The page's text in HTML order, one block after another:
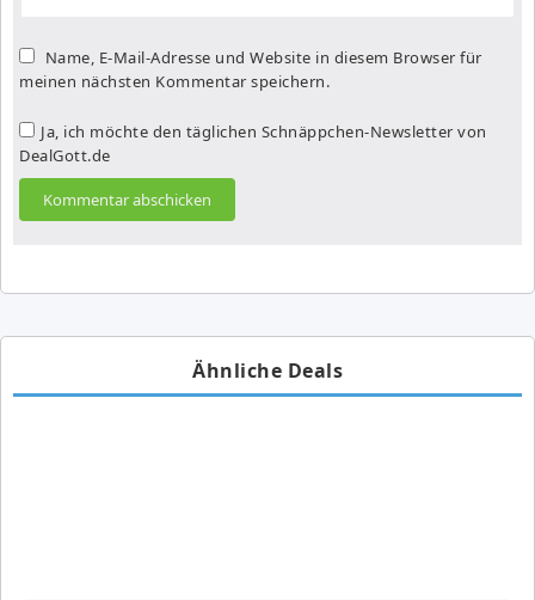
Name, E-Mail-Adresse und Website in diesem Browser für
meinen nächsten Kommentar speichern.
Ja, ich möchte den täglichen Schnäppchen-Newsletter von
DealGott.de
Ähnliche Deals